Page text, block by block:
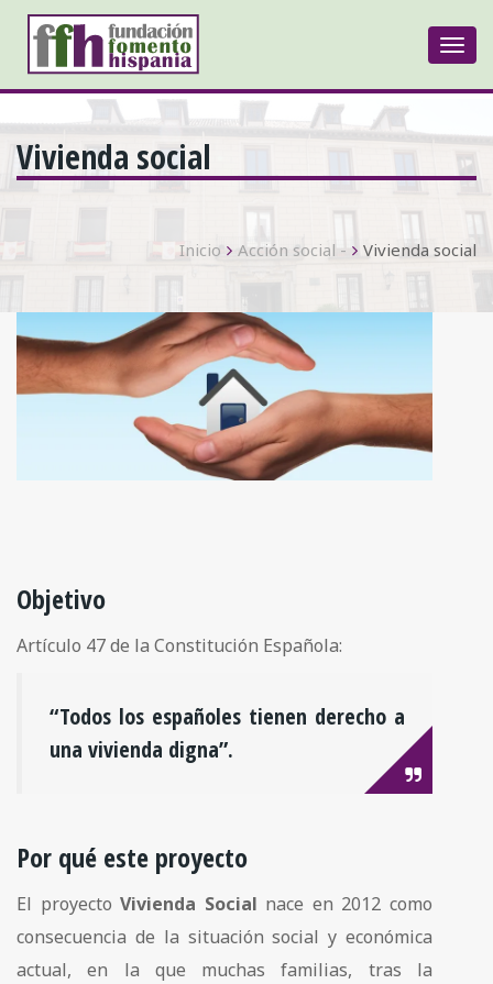
Vivienda social
Inicio Acción social - Vivienda social
Objetivo
Artículo 47 de la Constitución Española:
“Todos los españoles tienen derecho a
una vivienda digna”.
Por qué este proyecto
El proyectoVivienda Social nace en 2012 como
consecuencia de la situación social y económica
actual, en la que muchas familias, tras la